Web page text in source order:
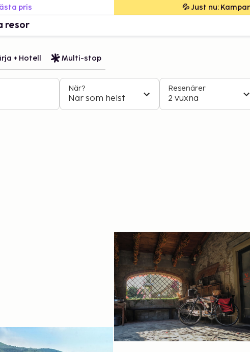
pris 💦 Just nu:
resor
+ Hotell Multi-stop
När?
När som helst
Resenärer
2 vuxna